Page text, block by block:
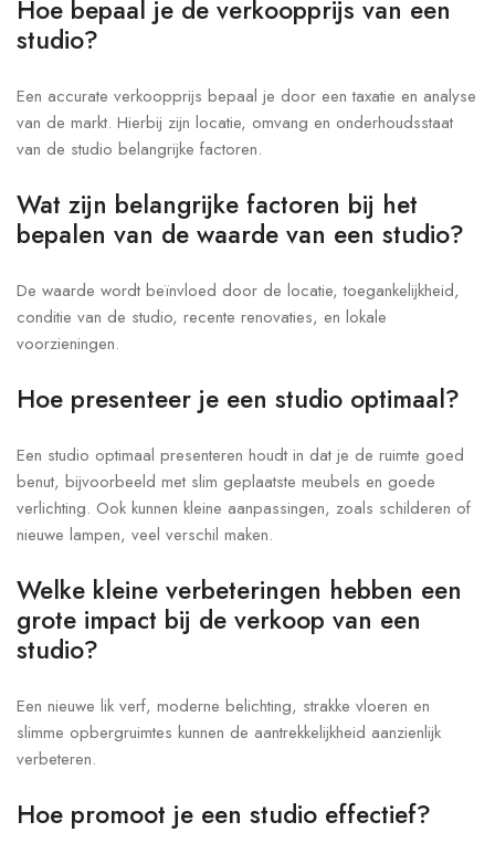
Hoe bepaal je de verkoopprijs van een
studio?
Een accurate verkoopprijs bepaal je door een taxatie en analyse
van de markt. Hierbij zijn locatie, omvang en onderhoudsstaat
van de studio belangrijke factoren.
Wat zijn belangrijke factoren bij het
bepalen van de waarde van een studio?
De waarde wordt beïnvloed door de locatie, toegankelijkheid,
conditie van de studio, recente renovaties, en lokale
voorzieningen.
Hoe presenteer je een studio optimaal?
Een studio optimaal presenteren houdt in dat je de ruimte goed
benut, bijvoorbeeld met slim geplaatste meubels en goede
verlichting. Ook kunnen kleine aanpassingen, zoals schilderen of
nieuwe lampen, veel verschil maken.
Welke kleine verbeteringen hebben een
grote impact bij de verkoop van een
studio?
Een nieuwe lik verf, moderne belichting, strakke vloeren en
slimme opbergruimtes kunnen de aantrekkelijkheid aanzienlijk
verbeteren.
Hoe promoot je een studio effectief?